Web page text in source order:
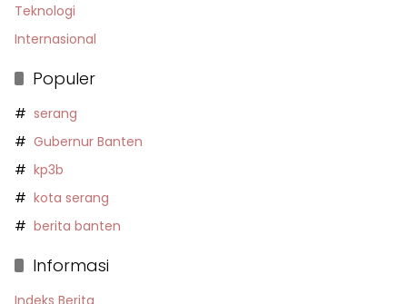
Teknologi
Internasional
Populer
serang
Gubernur Banten
kp3b
kota serang
berita banten
Informasi
Indeks Berita